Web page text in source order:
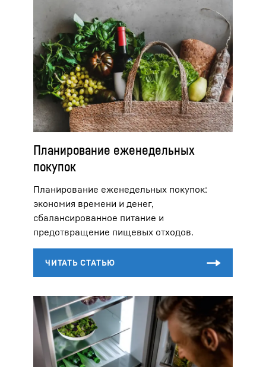
Планирование еженедельных
покупок
Планирование еженедельных покупок:
экономия времени и денег,
сбалансированное питание и
предотвращение пищевых отходов.